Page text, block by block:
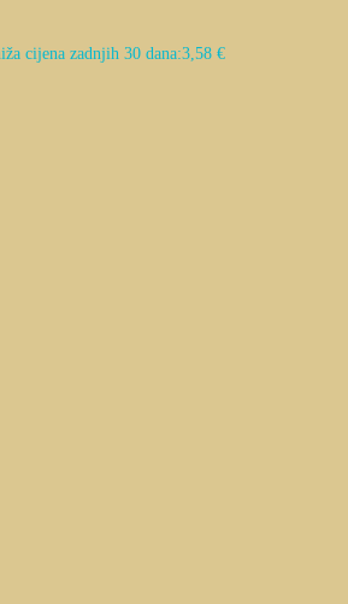
cijena zadnjih 30 dana:3,58 €